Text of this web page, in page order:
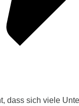
dass sich viele